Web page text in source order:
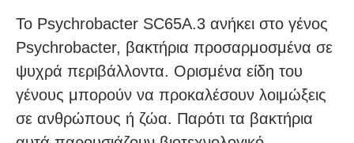
Το Psychrobacter SC65A.3 ανήκει στο γένος
Psychrobacter, βακτήρια προσαρμοσμένα σε
ψυχρά περιβάλλοντα. Ορισμένα είδη του
γένους μπορούν να προκαλέσουν λοιμώξεις
σε ανθρώπους ή ζώα. Παρότι τα βακτήρια